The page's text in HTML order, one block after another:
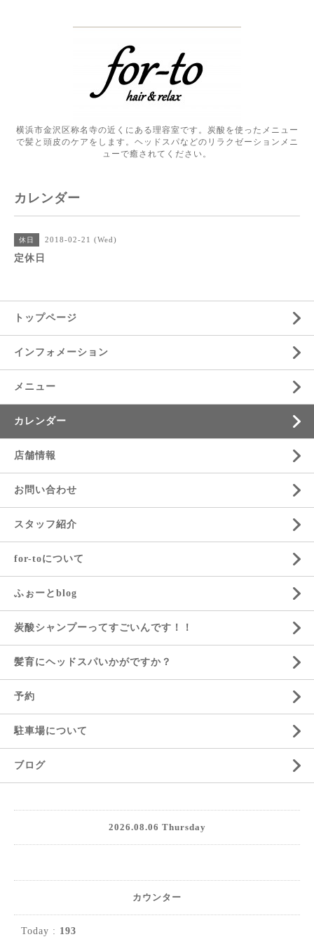
横浜市金沢区称名寺の近くにある理容室です。炭酸を使ったメニュー
で髪と頭皮のケアをします。ヘッドスパなどのリラクゼーションメニ
ューで癒されてください。
カレンダー
休日 2018-02-21 (Wed)
定休日
トップページ
インフォメーション
メニュー
カレンダー
店舗情報
お問い合わせ
スタッフ紹介
for-toについて
ふぉーとblog
炭酸シャンプーってすごいんです！！
髪育にヘッドスパいかがですか？
予約
駐車場について
ブログ
2026.08.06 Thursday
カウンター
Today : 193